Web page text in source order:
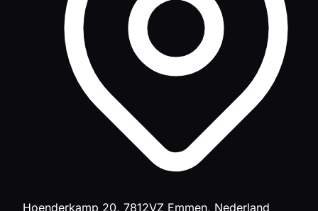
Hoenderkamp 20, 7812VZ Emmen, Nederland